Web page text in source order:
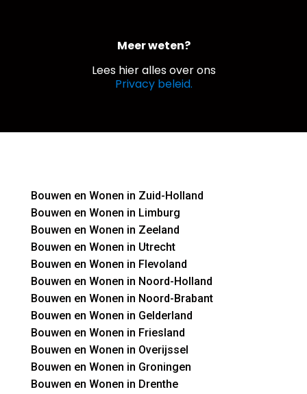
Meer weten?
Lees hier alles over ons
Privacy beleid.
Bouwen en Wonen in Zuid-Holland
Bouwen en Wonen in Limburg
Bouwen en Wonen in Zeeland
Bouwen en Wonen in Utrecht
Bouwen en Wonen in Flevoland
Bouwen en Wonen in Noord-Holland
Bouwen en Wonen in Noord-Brabant
Bouwen en Wonen in Gelderland
Bouwen en Wonen in Friesland
Bouwen en Wonen in Overijssel
Bouwen en Wonen in Groningen
Bouwen en Wonen in Drenthe